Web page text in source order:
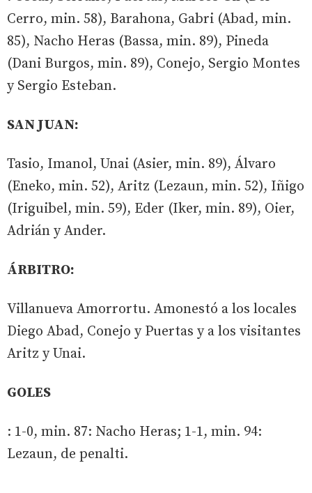
Cerro, min. 58), Barahona, Gabri (Abad, min.
85), Nacho Heras (Bassa, min. 89), Pineda
(Dani Burgos, min. 89), Conejo, Sergio Montes
y Sergio Esteban.
SAN JUAN:
Tasio, Imanol, Unai (Asier, min. 89), Álvaro
(Eneko, min. 52), Aritz (Lezaun, min. 52), Iñigo
(Iriguibel, min. 59), Eder (Iker, min. 89), Oier,
Adrián y Ander.
ÁRBITRO:
Villanueva Amorrortu. Amonestó a los locales
Diego Abad, Conejo y Puertas y a los visitantes
Aritz y Unai.
GOLES
: 1-0, min. 87: Nacho Heras; 1-1, min. 94:
Lezaun, de penalti.